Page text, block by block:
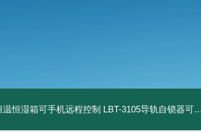
恒湿箱可手机远程控制 LBT-3105导轨自锁器可靠性锁止性能试验机